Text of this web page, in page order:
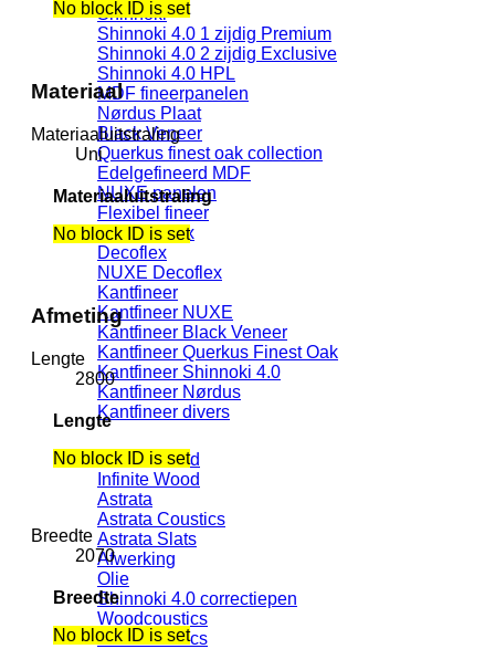
Shinnoki
Shinnoki 4.0 1 zijdig Premium
Shinnoki 4.0 2 zijdig Exclusive
Shinnoki 4.0 HPL
MDF fineerpanelen
Nørdus Plaat
Black Veneer
Querkus finest oak collection
Edelgefineerd MDF
NUXE panelen
Flexibel fineer
Nørdus Flex
Decoflex
NUXE Decoflex
Kantfineer
Kantfineer NUXE
Kantfineer Black Veneer
Kantfineer Querkus Finest Oak
Kantfineer Shinnoki 4.0
Kantfineer Nørdus
Kantfineer divers
Infinite Wood
Infinite Wood
Astrata
Astrata Coustics
Astrata Slats
Afwerking
Olie
Shinnoki 4.0 correctiepen
Woodcoustics
Woodcoustics
No block ID is set
Materiaal
Materiaaluitstraling
Uni
Materiaaluitstraling
No block ID is set
Afmeting
Lengte
2800
Lengte
No block ID is set
Breedte
2070
Breedte
No block ID is set